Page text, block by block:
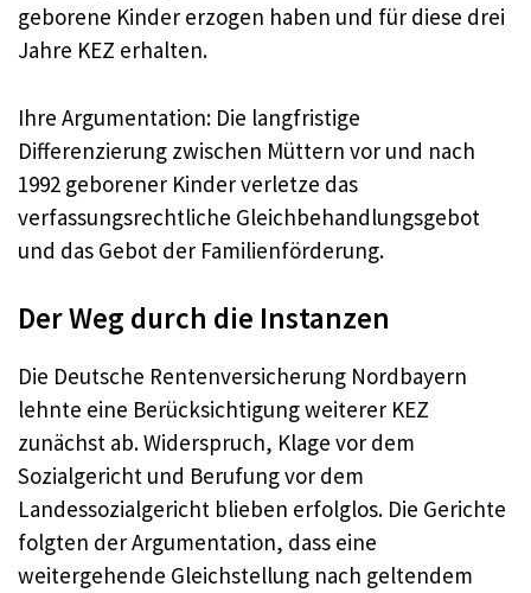
geborene Kinder erzogen haben und für diese drei
Jahre KEZ erhalten.
Ihre Argumentation: Die langfristige
Differenzierung zwischen Müttern vor und nach
1992 geborener Kinder verletze das
verfassungsrechtliche Gleichbehandlungsgebot
und das Gebot der Familienförderung.
Der Weg durch die Instanzen
Die Deutsche Rentenversicherung Nordbayern
lehnte eine Berücksichtigung weiterer KEZ
zunächst ab. Widerspruch, Klage vor dem
Sozialgericht und Berufung vor dem
Landessozialgericht blieben erfolglos. Die Gerichte
folgten der Argumentation, dass eine
weitergehende Gleichstellung nach geltendem